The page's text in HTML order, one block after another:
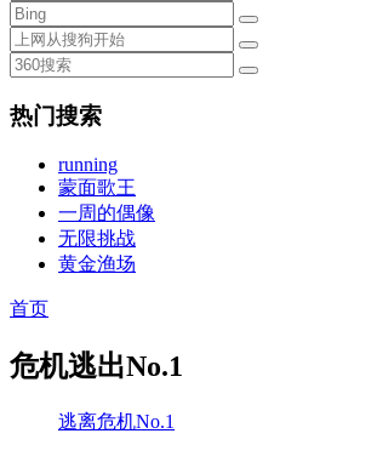
热门搜索
running
蒙面歌王
一周的偶像
无限挑战
黄金渔场
首页
危机逃出No.1
逃离危机No.1